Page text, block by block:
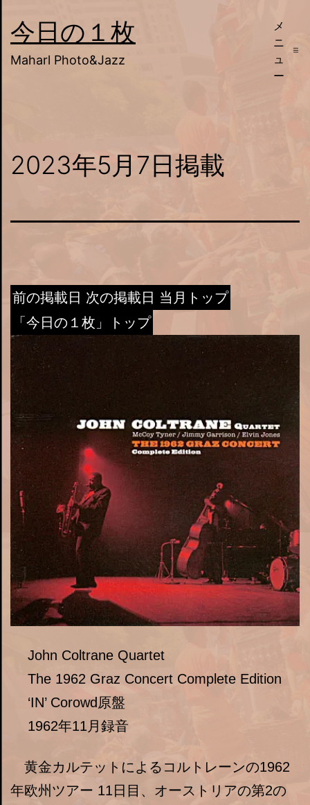
ン
テ
キ
プ
今日の１枚
Maharl Photo&Jazz
メ
ニ
ュ
ー
2023年5月7日掲載
前の掲載日 次の掲載日 当月トップ
「今日の１枚」トップ
John Coltrane Quartet
The 1962 Graz Concert Complete Edition
‘IN’ Corowd原盤
1962年11月録音
黄金カルテットによるコルトレーンの1962
年欧州ツアー 11日目、オーストリアの第2の